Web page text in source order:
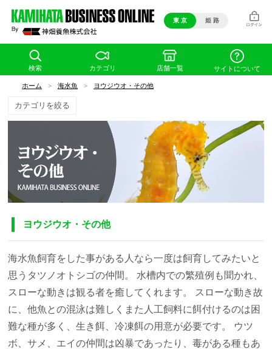
東 京 姫 路
検索 カテゴリ 店舗一覧 サイトについて
ホーム > 海水魚 > ヨウジウオ・その他
カテゴリを絞る
ヨウジウオ・その他
海水魚飼育をした事がある人なら一度は飼育してみたいと
思うタツノオトシゴの仲間。 水槽内での繁殖例も聞かれ、
スローな動きは観る者を癒してくれます。 スローな動き故
に、他魚との混泳は難しくまた人工飼料に餌付けるのは困
難な種が多く、生き餌、冷凍餌の用意が必要です。 ウツ
ボ、サメ、エイの仲間は凶暴であったり、毒がある種もあ